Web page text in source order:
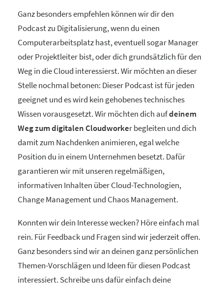
Ganz besonders empfehlen können wir dir den
Podcast zu Digitalisierung, wenn du einen
Computerarbeitsplatz hast, eventuell sogar Manager
oder Projektleiter bist, oder dich grundsätzlich für den
Weg in die Cloud interessierst. Wir möchten an dieser
Stelle nochmal betonen: Dieser Podcast ist für jeden
geeignet und es wird kein gehobenes technisches
Wissen vorausgesetzt. Wir möchten dich aufdeinem
Weg zum digitalen Cloudworker begleiten und dich
damit zum Nachdenken animieren, egal welche
Position du in einem Unternehmen besetzt. Dafür
garantieren wir mit unseren regelmäßigen,
informativen Inhalten über Cloud-Technologien,
Change Management und Chaos Management.
Konnten wir dein Interesse wecken? Höre einfach mal
rein. Für Feedback und Fragen sind wir jederzeit offen.
Ganz besonders sind wir an deinen ganz persönlichen
Themen-Vorschlägen und Ideen für diesen Podcast
interessiert. Schreibe uns dafür einfach deine